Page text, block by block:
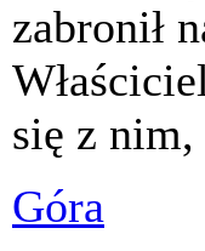
zabronił
się z
Góra